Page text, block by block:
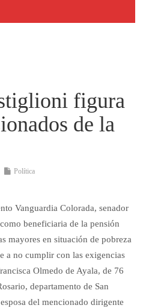
figura
de la
Política
Vanguar­dia Colorada, senador
beneficiaria de la pensión
mayores en situación de pobreza
a no cumplir con las exigencias
Olmedo de Ayala, de 76
departamento de San
del mencionado dirigente